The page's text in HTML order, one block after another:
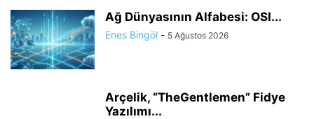
Ağ Dünyasının Alfabesi: OSI...
Enes Bingöl - 5 Ağustos 2026
Arçelik, “TheGentlemen” Fidye
Yazılımı...